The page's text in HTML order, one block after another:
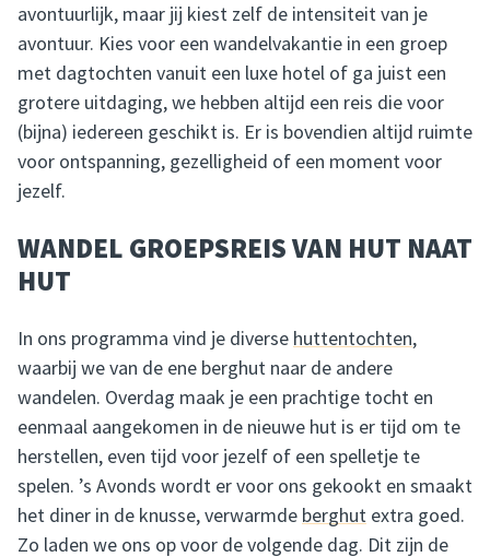
avontuurlijk, maar jij kiest zelf de intensiteit van je
avontuur. Kies voor een wandelvakantie in een groep
met dagtochten vanuit een luxe hotel of ga juist een
grotere uitdaging, we hebben altijd een reis die voor
(bijna) iedereen geschikt is. Er is bovendien altijd ruimte
voor ontspanning, gezelligheid of een moment voor
jezelf.
WANDEL GROEPSREIS VAN HUT NAAT
HUT
In ons programma vind je diverse huttentochten,
waarbij we van de ene berghut naar de andere
wandelen. Overdag maak je een prachtige tocht en
eenmaal aangekomen in de nieuwe hut is er tijd om te
herstellen, even tijd voor jezelf of een spelletje te
spelen. ’s Avonds wordt er voor ons gekookt en smaakt
het diner in de knusse, verwarmde berghut extra goed.
Zo laden we ons op voor de volgende dag. Dit zijn de